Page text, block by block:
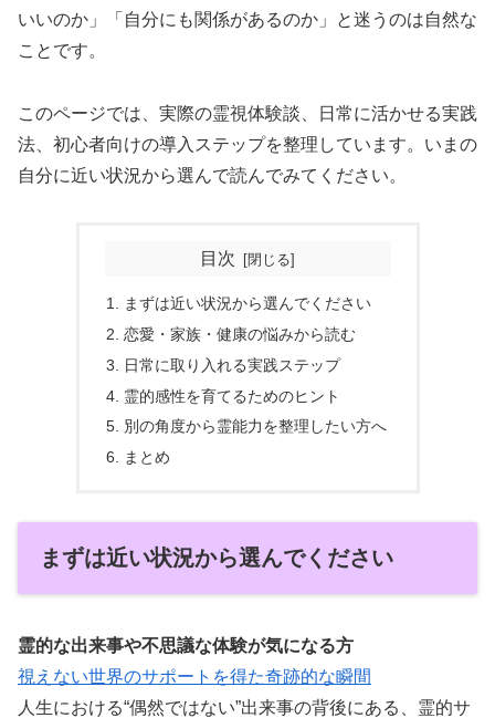
いいのか」「自分にも関係があるのか」と迷うのは自然な
ことです。
このページでは、実際の霊視体験談、日常に活かせる実践
法、初心者向けの導入ステップを整理しています。いまの
自分に近い状況から選んで読んでみてください。
目次
まずは近い状況から選んでください
恋愛・家族・健康の悩みから読む
日常に取り入れる実践ステップ
霊的感性を育てるためのヒント
別の角度から霊能力を整理したい方へ
まとめ
まずは近い状況から選んでください
霊的な出来事や不思議な体験が気になる方
視えない世界のサポートを得た奇跡的な瞬間
人生における“偶然ではない”出来事の背後にある、霊的サ